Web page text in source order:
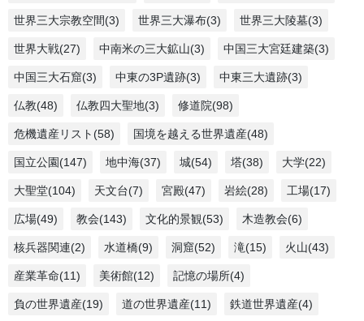
世界三大宗教空間(3) 世界三大瀑布(3) 世界三大陵墓(3)
世界大戦(27) 中南米の三大鉱山(3) 中国三大宮廷建築(3)
中国三大石窟(3) 中東の3P遺跡(3) 中東三大遺跡(3)
仏教(48) 仏教四大聖地(3) 修道院(98)
危機遺産リスト(58) 国境を越える世界遺産(48)
国立公園(147) 地中海(37) 城(54) 塔(38) 大学(22)
大聖堂(104) 天文台(7) 宮殿(47) 岩絵(28) 工場(17)
広場(49) 教会(143) 文化的景観(53) 木造教会(6)
核兵器関連(2) 水道橋(9) 洞窟(52) 滝(15) 火山(43)
産業革命(11) 美術館(12) 記憶の場所(4)
負の世界遺産(19) 道の世界遺産(11) 鉄道世界遺産(4)